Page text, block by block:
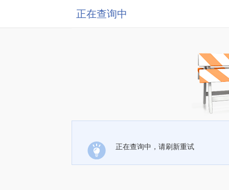
正在查询中
正在查询中，请刷新重试